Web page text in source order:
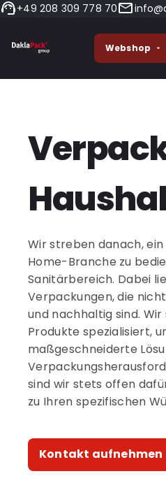
+49 208 309 778 70
Webshop
Wir streben danach,
Home-Branche zu
Sanitärbereich. Dabei
Verpackungen, die
und nachhaltig sind.
Produkte spezialisiert,
maßgeschneiderte
sind wir stets offen
zu Ihren spezifischen
Kontakt aufnehmen